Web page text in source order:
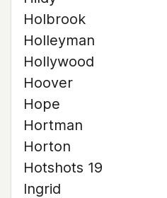
Holbrook
Holleyman
Hollywood
Hoover
Hope
Hortman
Horton
Hotshots 19
Ingrid